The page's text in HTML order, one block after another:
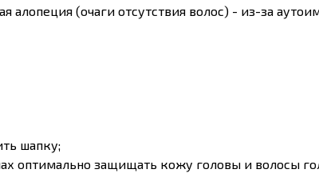
алопеция (очаги отсутствия волос) - из-за
шапку;
оптимально защищать кожу головы и волосы